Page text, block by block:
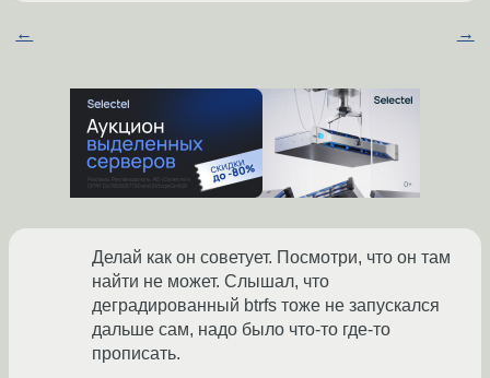
← →
Делай как он советует. Посмотри, что он там
найти не может. Слышал, что
деградированный btrfs тоже не запускался
дальше сам, надо было что-то где-то
прописать.